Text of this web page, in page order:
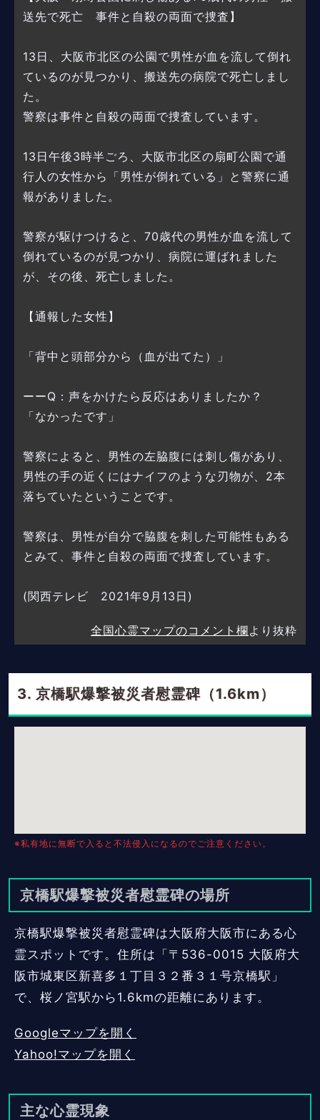
送先で死亡 事件と自殺の両面で捜査】
13日、大阪市北区の公園で男性が血を流して倒れ
ているのが見つかり、搬送先の病院で死亡しまし
た。
警察は事件と自殺の両面で捜査しています。
13日午後3時半ごろ、大阪市北区の扇町公園で通
行人の女性から「男性が倒れている」と警察に通
報がありました。
警察が駆けつけると、70歳代の男性が血を流して
倒れているのが見つかり、病院に運ばれました
が、その後、死亡しました。
【通報した女性】
「背中と頭部分から（血が出てた）」
ーーQ：声をかけたら反応はありましたか？
「なかったです」
警察によると、男性の左脇腹には刺し傷があり、
男性の手の近くにはナイフのような刃物が、2本
落ちていたということです。
警察は、男性が自分で脇腹を刺した可能性もある
とみて、事件と自殺の両面で捜査しています。
(関西テレビ 2021年9月13日)
全国心霊マップのコメント欄より抜粋
京橋駅爆撃被災者慰霊碑（1.6km）
※私有地に無断で入ると不法侵入になるのでご注意ください。
京橋駅爆撃被災者慰霊碑の場所
京橋駅爆撃被災者慰霊碑は大阪府大阪市にある心
霊スポットです。住所は「〒536-0015 大阪府大
阪市城東区新喜多１丁目３２番３１号京橋駅」
で、桜ノ宮駅から1.6kmの距離にあります。
Googleマップを開く
Yahoo!マップを開く
主な心霊現象